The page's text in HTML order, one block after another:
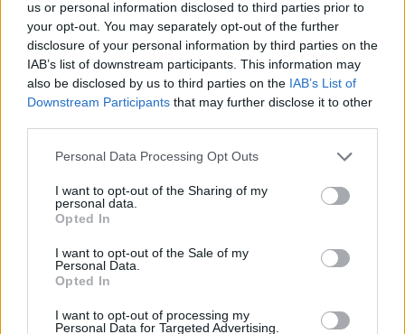
us or personal information disclosed to third parties prior to
your opt-out. You may separately opt-out of the further
disclosure of your personal information by third parties on the
IAB’s list of downstream participants. This information may
also be disclosed by us to third parties on the IAB’s List of
Downstream Participants that may further disclose it to other
Please note that this website/app uses one or more Google
not limited to your visit or usage behaviour. You may click to
grant or deny consent to Google and its third-party tags to
use your data for below specified purposes in below Google
consent section.
Personal Data Processing Opt Outs
I want to opt-out of the Sharing of my
personal data.
Opted In
I want to opt-out of the Sale of my
Personal Data.
Opted In
I want to opt-out of processing my
Personal Data for Targeted Advertising.
Címkék: #közmédia